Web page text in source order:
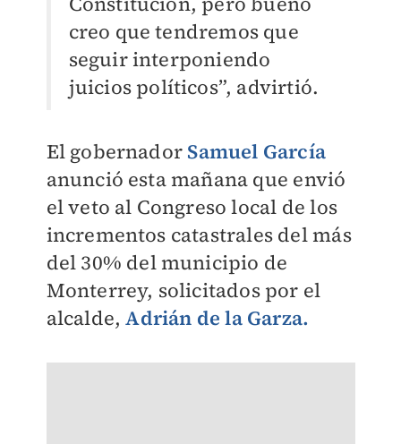
creo que tendremos que
seguir interponiendo
juicios políticos”, advirtió.
El gobernador Samuel García
anunció esta mañana que envió
el veto al Congreso local de los
incrementos catastrales del más
del 30% del municipio de
Monterrey, solicitados por el
alcalde,Adrián de la Garza.